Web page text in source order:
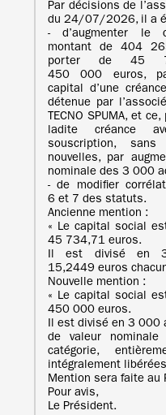
Par décisions de
du 24/07/2026, il a
- d’augmenter le
montant de 404
porter de 45
450 000 euros,
capital d’une
détenue par
TECNO SPUMA, et
ladite créance
souscription, sans
nouvelles, par
nominale des 3 000
- de modifier
6 et 7 des statuts.
Ancienne mention :
« Le capital social
45 734,71 euros.
Il est divisé en
15,2449 euros
Nouvelle mention :
« Le capital social
450 000 euros.
Il est divisé en 3 000
de valeur nominale
catégorie,
intégralement
Mention sera faite au
Pour avis,
Le Président.